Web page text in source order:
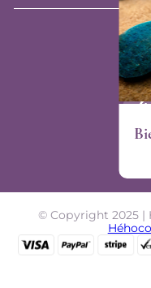
© Copyright 2025 |